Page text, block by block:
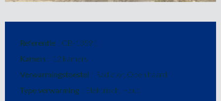
Referentie CB-13591
Kamers 12 kamers
Verwarmingstoestel Radiator, Open haard
Type verwarming Elektrisch, Hout